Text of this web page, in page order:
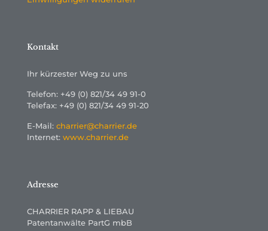
Kontakt
Ihr kürzester Weg zu uns
Telefon: +49 (0) 821/34 49 91-0
Telefax: +49 (0) 821/34 49 91-20
E-Mail: charrier@charrier.de
Internet: www.charrier.de
Adresse
CHARRIER RAPP & LIEBAU
Patentanwälte PartG mbB